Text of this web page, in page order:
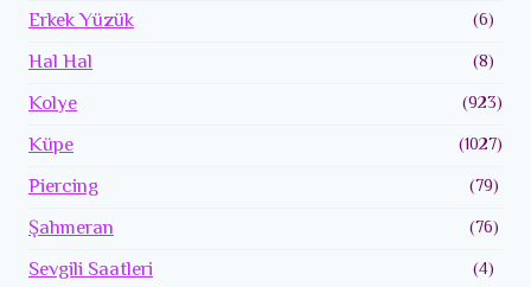
Erkek Yüzük (6)
Hal Hal (8)
Kolye (923)
Küpe (1027)
Piercing (79)
Şahmeran (76)
Sevgili Saatleri (4)